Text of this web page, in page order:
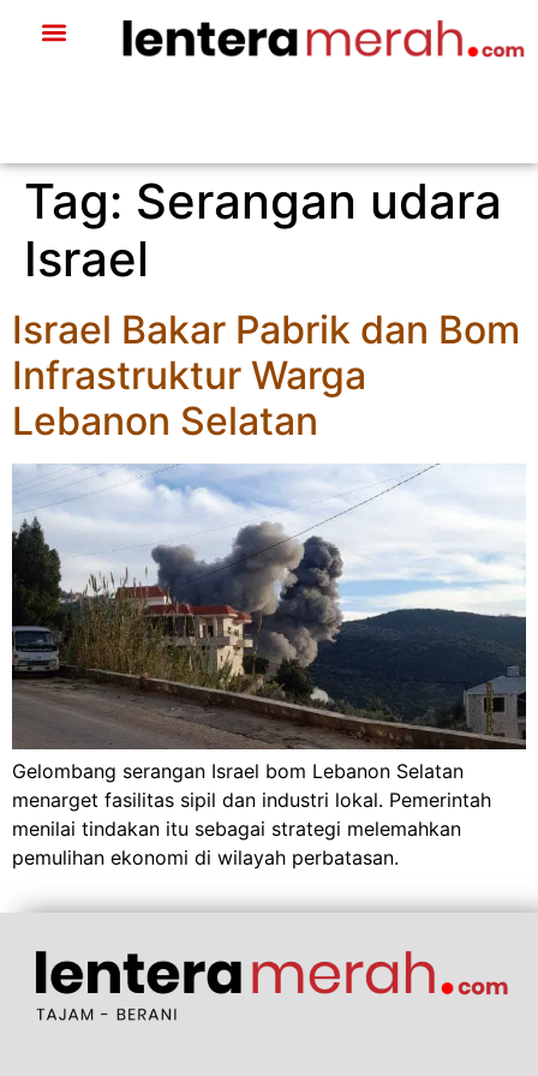
Tag: Serangan udara
Israel
Israel Bakar Pabrik dan Bom
Infrastruktur Warga
Lebanon Selatan
Gelombang serangan Israel bom Lebanon Selatan
menarget fasilitas sipil dan industri lokal. Pemerintah
menilai tindakan itu sebagai strategi melemahkan
pemulihan ekonomi di wilayah perbatasan.